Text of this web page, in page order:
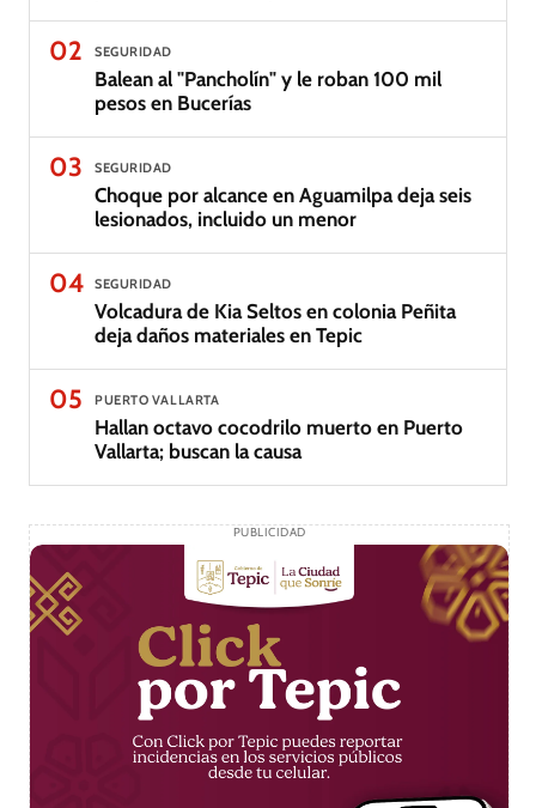
02 SEGURIDAD
Balean al "Pancholín" y le roban 100 mil
pesos en Bucerías
03 SEGURIDAD
Choque por alcance en Aguamilpa deja seis
lesionados, incluido un menor
04 SEGURIDAD
Volcadura de Kia Seltos en colonia Peñita
deja daños materiales en Tepic
05 PUERTO VALLARTA
Hallan octavo cocodrilo muerto en Puerto
Vallarta; buscan la causa
PUBLICIDAD